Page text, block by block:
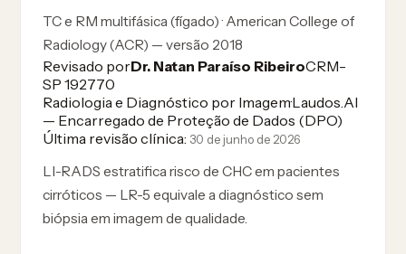
TC e RM multifásica (fígado) · American College of
Radiology (ACR) — versão 2018
Revisado porDr. Natan Paraíso RibeiroCRM-
SP 192770
Radiologia e Diagnóstico por Imagem·Laudos.AI
— Encarregado de Proteção de Dados (DPO)
Última revisão clínica: 30 de junho de 2026
LI-RADS estratifica risco de CHC em pacientes
cirróticos — LR-5 equivale a diagnóstico sem
biópsia em imagem de qualidade.